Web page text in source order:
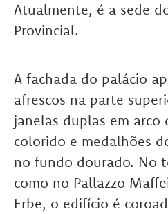
Atualmente, é a sede
Provincial.
A fachada do palácio
afrescos na parte
janelas duplas em arco
colorido e medalhões
no fundo dourado. No
como no Pallazzo
Erbe, o edifício é